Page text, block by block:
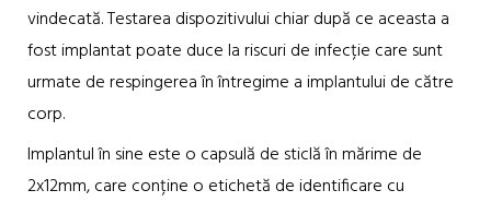
vindecată. Testarea dispozitivului chiar după ce aceasta a
fost implantat poate duce la riscuri de infecție care sunt
urmate de respingerea în întregime a implantului de către
corp.
Implantul în sine este o capsulă de sticlă în mărime de
2x12mm, care conține o etichetă de identificare cu